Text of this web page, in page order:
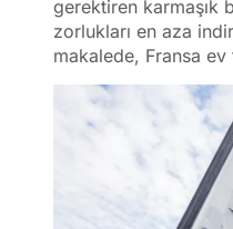
gerektiren karmaşık
zorlukları en aza
makalede, Fransa ev